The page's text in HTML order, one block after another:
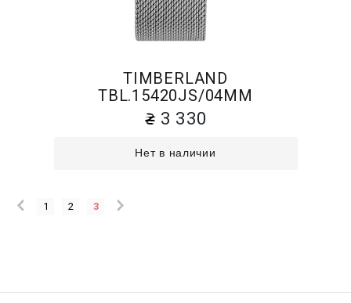
TIMBERLAND
TBL.15420JS/04MM
3 330
Нет в наличии
1 2 3